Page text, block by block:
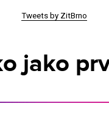
Tweets by ZitBrno
jako